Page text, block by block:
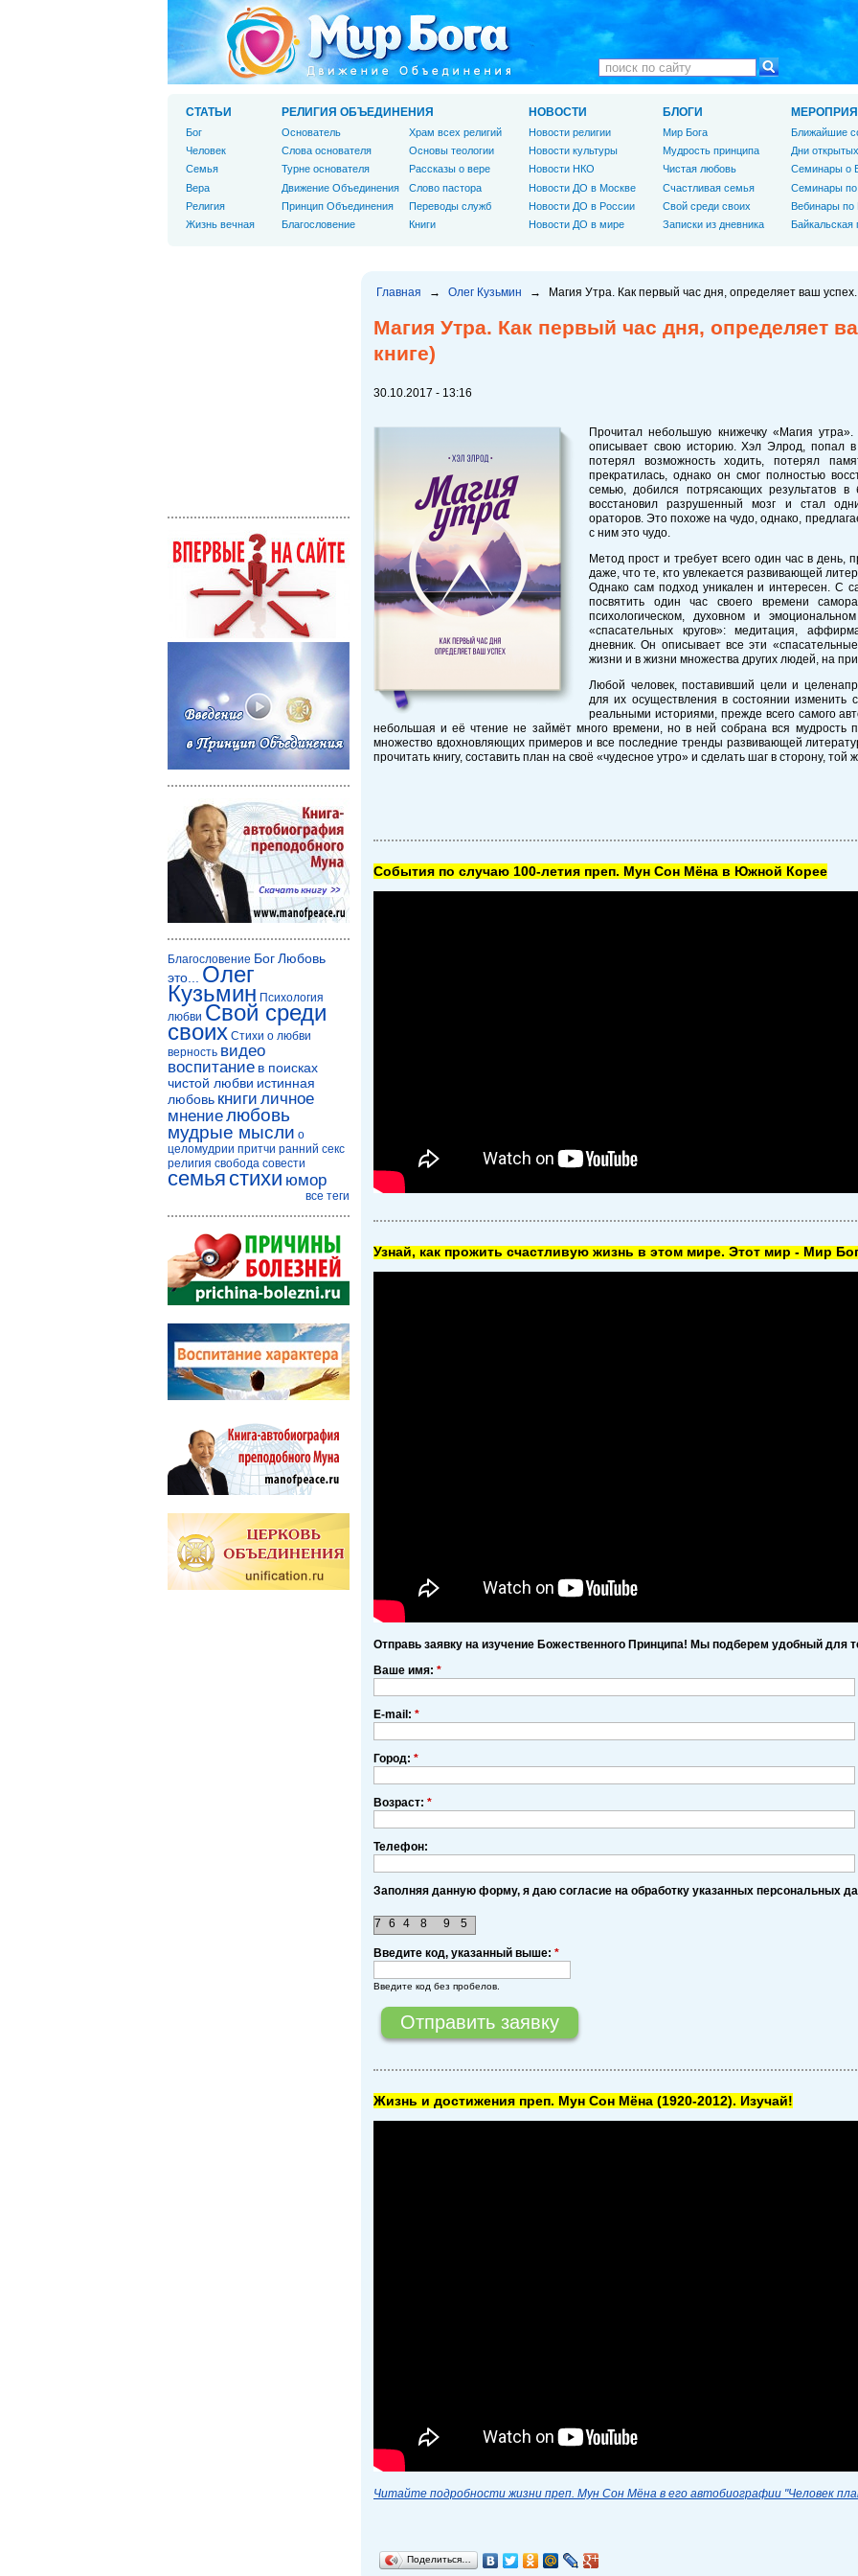
Главная → Олег Кузьмин → Магия Утра. Как первый час дня, определяет ваш
Магия Утра. Как первый час дня, определяет
книге)
30.10.2017 - 13:16
Прочитал небольшую книжечку «Магия
описывает свою историю. Хэл Элрод, попал
потерял возможность ходить, потерял
прекратилась, однако он смог полностью
семью, добился потрясающих результатов в
восстановил разрушенный мозг и стал
ораторов. Это похоже на чудо, однако,
с ним это чудо.
Метод прост и требует всего один час в
даже, что те, кто увлекается развивающей
Однако сам подход уникален и интересен. С
посвятить один час своего времени
психологическом, духовном и
«спасательных кругов»: медитация,
дневник. Он описывает все эти
жизни и в жизни множества других людей, на
Любой человек, поставивший цели и
для их осуществления в состоянии изменить
реальными историями, прежде всего самого
небольшая и её чтение не займёт много времени, но в ней собрана вся мудрость
множество вдохновляющих примеров и все последние тренды развивающей
прочитать книгу, составить план на своё «чудесное утро» и сделать шаг в сторону,
Cобытия по случаю 100-летия преп. Мун Сон Мёна в Южной Корее
Узнай, как прожить счастливую жизнь в этом мире. Этот мир - Мир
Отправь заявку на изучение Божественного Принципа! Мы подберем удобный для
Ваше имя: *
E-mail: *
Город: *
Возраст: *
Телефон:
Заполняя данную форму, я даю согласие на обработку указанных персональных
5
9
7 6 8
4
Введите код, указанный выше: *
Введите код без пробелов.
Жизнь и достижения преп. Мун Сон Мёна (1920-2012). Изучай!
Читайте подробности жизни преп. Мун Сон Мёна в его автобиографии "Человек
Поделиться…
СТАТЬИ
Бог
Человек
Cемья
Вера
Религия
Жизнь вечная
РЕЛИГИЯ ОБЪЕДИНЕНИЯ
Основатель
Слова основателя
Турне основателя
Движение Объединения
Принцип Объединения
Благословение
Храм всех религий
Основы теологии
Рассказы о вере
Слово пастора
Переводы служб
Книги
НОВОСТИ
Новости религии
Новости культуры
Новости НКО
Новости ДО в Москве
Новости ДО в России
Новости ДО в мире
БЛОГИ
Мир Бога
Мудрость принципа
Чистая любовь
Счастливая семья
Свой среди своих
Записки из дневника
Ближайшие
Дни
Семинары о
Семинары
Вебинары по
Байкальская
Благословение БогЛюбовь
это...
Олег
Кузьмин Психология
любви Свой среди
своих Стихи о любви
верность видео
воспитание в поисках
чистой любви истинная
любовь книги личное
мнениелюбовь
мудрые мысли о
целомудрии притчи ранний секс
религия свобода совести
семья стихи юмор
все теги